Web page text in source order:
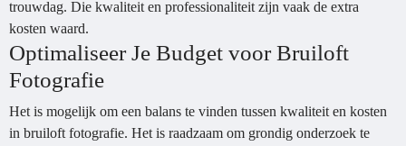
trouwdag. Die kwaliteit en professionaliteit zijn vaak de extra
kosten waard.
Optimaliseer Je Budget voor Bruiloft
Fotografie
Het is mogelijk om een balans te vinden tussen kwaliteit en kosten
in bruiloft fotografie. Het is raadzaam om grondig onderzoek te